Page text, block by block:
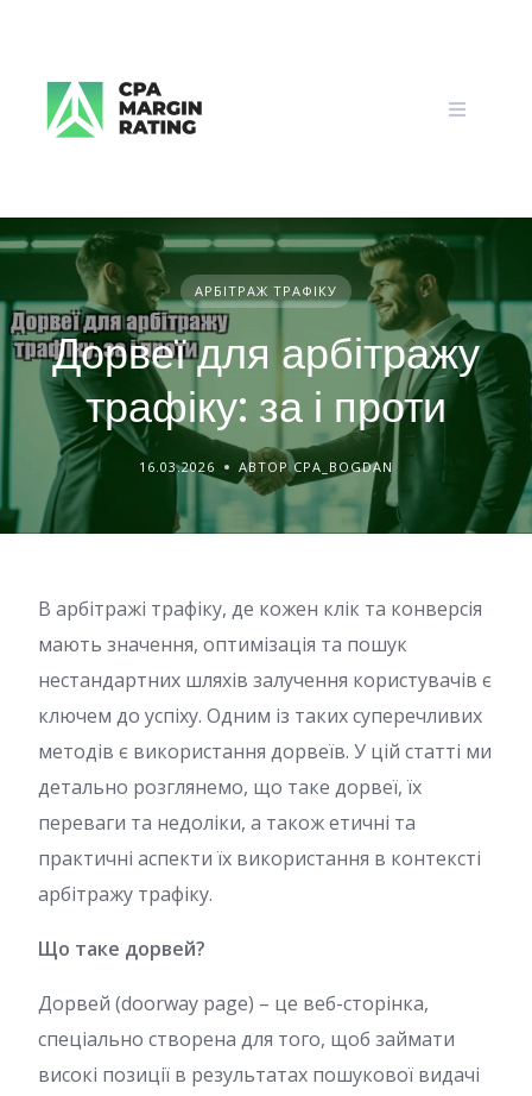
АРБІТРАЖ ТРАФІКУ
Дорвеї для арбітражу
трафіку: за і проти
16.03.2026 АВТОР CPA_BOGDAN
В арбітражі трафіку, де кожен клік та конверсія
мають значення, оптимізація та пошук
нестандартних шляхів залучення користувачів є
ключем до успіху. Одним із таких суперечливих
методів є використання дорвеїв. У цій статті ми
детально розглянемо, що таке дорвеї, їх
переваги та недоліки, а також етичні та
практичні аспекти їх використання в контексті
арбітражу трафіку.
Що таке дорвей?
Дорвей (doorway page) – це веб-сторінка,
спеціально створена для того, щоб займати
високі позиції в результатах пошукової видачі